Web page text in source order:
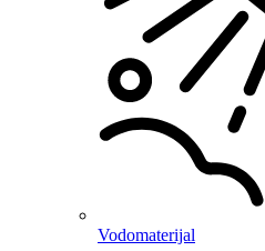
Vodomaterijal